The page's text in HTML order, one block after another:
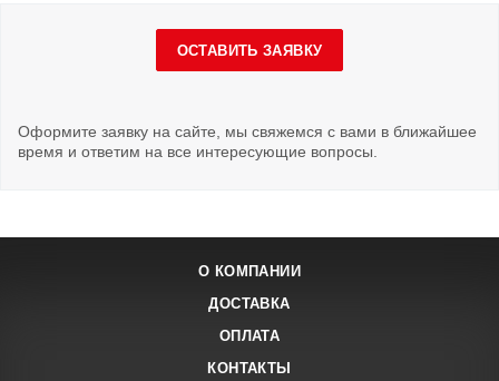
ОСТАВИТЬ ЗАЯВКУ
Оформите заявку на сайте, мы свяжемся с вами в ближайшее
время и ответим на все интересующие вопросы.
О КОМПАНИИ
ДОСТАВКА
ОПЛАТА
КОНТАКТЫ